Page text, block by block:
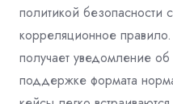
политикой безопасности
корреляционное
получает уведомление
поддержке формата